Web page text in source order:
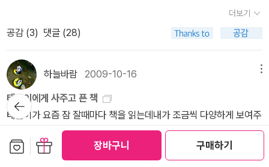
장바구니 구매하기
가족의 우정을 담은 책제랄다와 거인세 강도 납작이가 된 스탠리
4. 레이먼드 브릭스★눈사람 아저씨 곰작은 사람산타할아버
지바람이 불 때에 5. 모리스 샌닥서양에서 독보적 작가인
데 저희 애들은 단 2권만 즐겨 봤어요. 괴물들이 사는 나라는 아들이
한동안 즐겨봤어요.★괴물들이 사는 나라깊은 밤 부엌에서
6. 윌리엄 스타이그★★치과의사 드소토 선생님★엉망진창
섬슈렉 7. 로버트 맥클로스키잔잔한 그림체가 좋아요.★아
기오리들한테 길을 비켜주세요기적의 시간 8. 레오 리오니
★프레드릭★파랑이와 노랑이 9-11은 24개월 이상 3-5세경에 많
p://www.aladin.co.kr/Search/wSearchResult.aspx?Author
Search=@84653나카야 미와 http://www.aladin.co.kr/Searc
코 http://www.aladin.co.kr/Search/wSearchResult.aspx?A
uthorSearch=@140152후쿠다 이와오 http://www.aladin.co.
kr/Search/wSearchResult.aspx?AuthorSearch=@82142
주세요.2. 작성된 리뷰 링크를 아래에 댓글로 넣어주시면 신청 끝.
(페이퍼 상단에 링크가 나옵니다. 예를 들면,http://blog.aladin.co.
kr/favorites/4831540 )3.당첨자 발표는 해당페이퍼에서 확인 가
능하며, 당첨고객께는 개별통보됩니다. 3.당첨되신 고객께는 고객 정
보의 주소지로 증정 도서 1부를 발송해 드립니다. 4.받으신 도서의 리
뷰까지 써 주시면 금상첨화.※이벤트 취지에 맞지 않는 댓글은 임의로
삭제될 수 있습니다.이벤트 기간 이전에 작성된 리뷰도 응모 가능합
니다. 각 서평 이벤트는 중복 응모 및 당첨가능하며, 조건에 맞지 않는
리뷰(소개글 복사, 단순 응모글 등)는 이벤트 대상에서 제외됩니다.
더보기
공감 (3) 댓글 (28)
하늘바람 2009-10-16
태은이에게 사주고 픈 책
태은이가 요즘 잠 잘때마다 책을 읽는데내가 조금씩 다양하게 보여주
려고 노력 중이다그중에서갑자기 너무 사고픈 책이 생겼다.바로 나의
체리나무집너무 예쁜 팝업북인데 월요일날 특가 가격으로 판단다.월
뒤로가
기